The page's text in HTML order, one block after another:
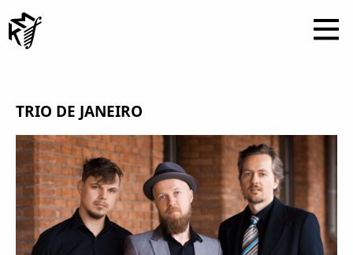
TRIO DE JANEIRO